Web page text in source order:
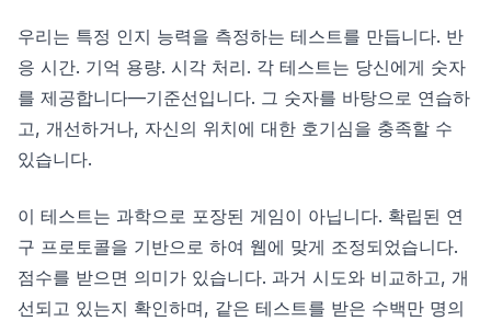
얼굴 기억
색조 테스트
물체 추적
Hand-Eye Coordination
우리는 특정 인지 능력을 측정하는 테스트를 만듭니다. 반
응 시간. 기억 용량. 시각 처리. 각 테스트는 당신에게 숫자
를 제공합니다—기준선입니다. 그 숫자를 바탕으로 연습하
고, 개선하거나, 자신의 위치에 대한 호기심을 충족할 수
있습니다.
이 테스트는 과학으로 포장된 게임이 아닙니다. 확립된 연
구 프로토콜을 기반으로 하여 웹에 맞게 조정되었습니다.
점수를 받으면 의미가 있습니다. 과거 시도와 비교하고, 개
선되고 있는지 확인하며, 같은 테스트를 받은 수백만 명의